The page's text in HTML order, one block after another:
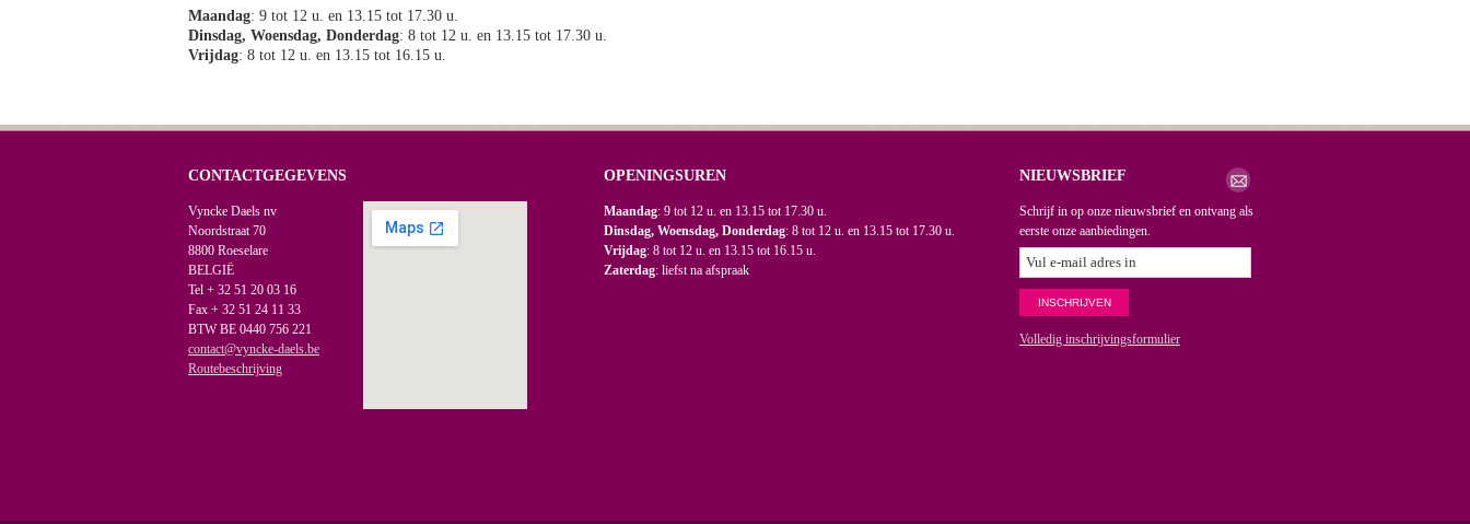
Maandag: 9 tot 12 u. en 13.15 tot 17.30 u.
Dinsdag, Woensdag, Donderdag: 8 tot 12 u. en 13.15 tot 17.30 u.
Vrijdag: 8 tot 12 u. en 13.15 tot 16.15 u.
CONTACTGEGEVENS
Vyncke Daels nv
Noordstraat 70
8800 Roeselare
BELGIË
Tel + 32 51 20 03 16
Fax + 32 51 24 11 33
BTW BE 0440 756 221
contact@vyncke-daels.be
Routebeschrijving
OPENINGSUREN
Maandag: 9 tot 12 u. en 13.15 tot 17.30 u.
Dinsdag, Woensdag, Donderdag: 8 tot 12 u. en 13.15 tot 17.30 u.
Vrijdag: 8 tot 12 u. en 13.15 tot 16.15 u.
Zaterdag: liefst na afspraak
NIEUWSBRIEF
Schrijf in op onze nieuwsbrief en ontvang als
eerste onze aanbiedingen.
Volledig inschrijvingsformulier